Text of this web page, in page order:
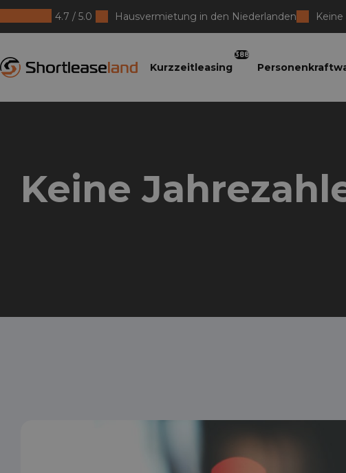
4.7 / 5.0 Hausvermietung in den Niederlanden
Kurzzeitleasing
388
Keine